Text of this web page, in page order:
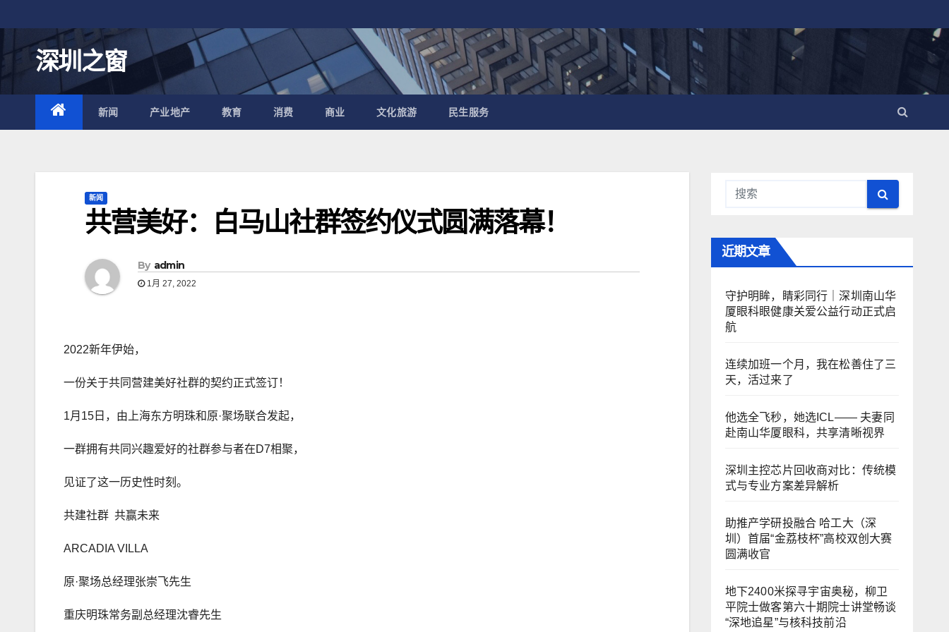
至
内
容
深圳之窗
新闻 产业地产 教育 消费 商业 文化旅游 民生服务
新闻
共营美好：白马山社群签约仪式圆满落幕！
By admin
1月 27, 2022
2022新年伊始，
一份关于共同营建美好社群的契约正式签订！
1月15日，由上海东方明珠和原·聚场联合发起，
一群拥有共同兴趣爱好的社群参与者在D7相聚，
见证了这一历史性时刻。
共建社群 共赢未来
ARCADIA VILLA
原·聚场总经理张崇飞先生
重庆明珠常务副总经理沈睿先生
近期文章
守护明眸，睛彩同行｜深圳南山华
厦眼科眼健康关爱公益行动正式启
航
连续加班一个月，我在松善住了三
天，活过来了
他选全飞秒，她选ICL—— 夫妻同
赴南山华厦眼科，共享清晰视界
深圳主控芯片回收商对比：传统模
式与专业方案差异解析
助推产学研投融合 哈工大（深
圳）首届“金荔枝杯”高校双创大赛
圆满收官
地下2400米探寻宇宙奥秘，柳卫
平院士做客第六十期院士讲堂畅谈
“深地追星”与核科技前沿